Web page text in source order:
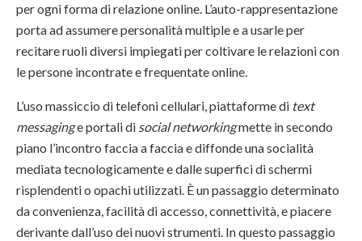
per ogni forma di relazione online. L’auto-rappresentazione
porta ad assumere personalità multiple e a usarle per
recitare ruoli diversi impiegati per coltivare le relazioni con
le persone incontrate e frequentate online.
L’uso massiccio di telefoni cellulari, piattaforme di text
messaginge portali di social networkingmette in secondo
piano l’incontro faccia a faccia e diffonde una socialità
mediata tecnologicamente e dalle superfici di schermi
risplendenti o opachi utilizzati. È un passaggio determinato
da convenienza, facilità di accesso, connettività, e piacere
derivante dall’uso dei nuovi strumenti. In questo passaggio